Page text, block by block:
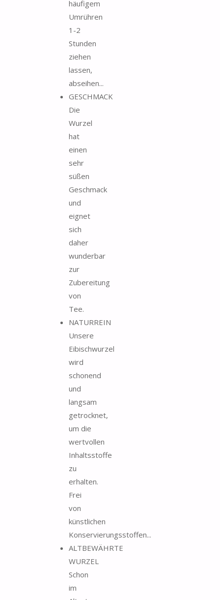
häufigem
Umrühren
1-2
Stunden
ziehen
lassen,
abseihen...
GESCHMACK
Die
Wurzel
hat
einen
sehr
süßen
Geschmack
und
eignet
sich
daher
wunderbar
zur
Zubereitung
von
Tee.
NATURREIN
Unsere
Eibischwurzel
wird
schonend
und
langsam
getrocknet,
um die
wertvollen
Inhaltsstoffe
zu
erhalten.
Frei
von
künstlichen
Konservierungsstoffen...
ALTBEWÄHRTE
WURZEL
Schon
im